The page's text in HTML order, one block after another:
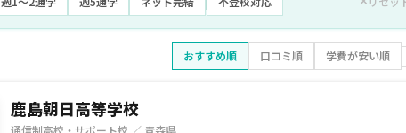
おすすめ順 口コミ順 学費が安い順
鹿島朝日高等学校
通信制高校・サポート校 ／ 青森県